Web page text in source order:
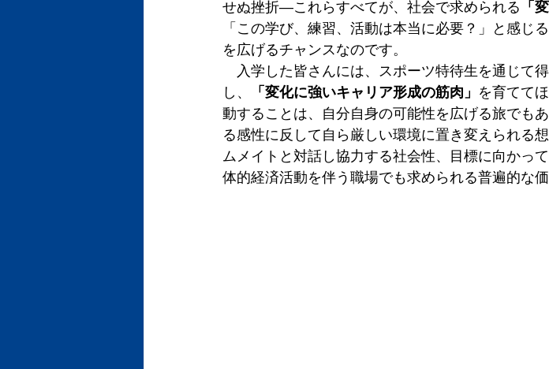
せぬ挫折—これらすべてが、社会で求められる 「
「この学び、練習、活動は本当に必要？」と感じ
を広げるチャンスなのです。
入学した皆さんには、スポーツ特待生を通じて
し、
「変化に強いキャリア形成の筋肉」 を育てて
動することは、自分自身の可能性を広げる旅でも
る感性に反して自ら厳しい環境に置き変えられる
ムメイトと対話し協力する社会性、目標に向かっ
体的経済活動を伴う職場でも求められる普遍的な価